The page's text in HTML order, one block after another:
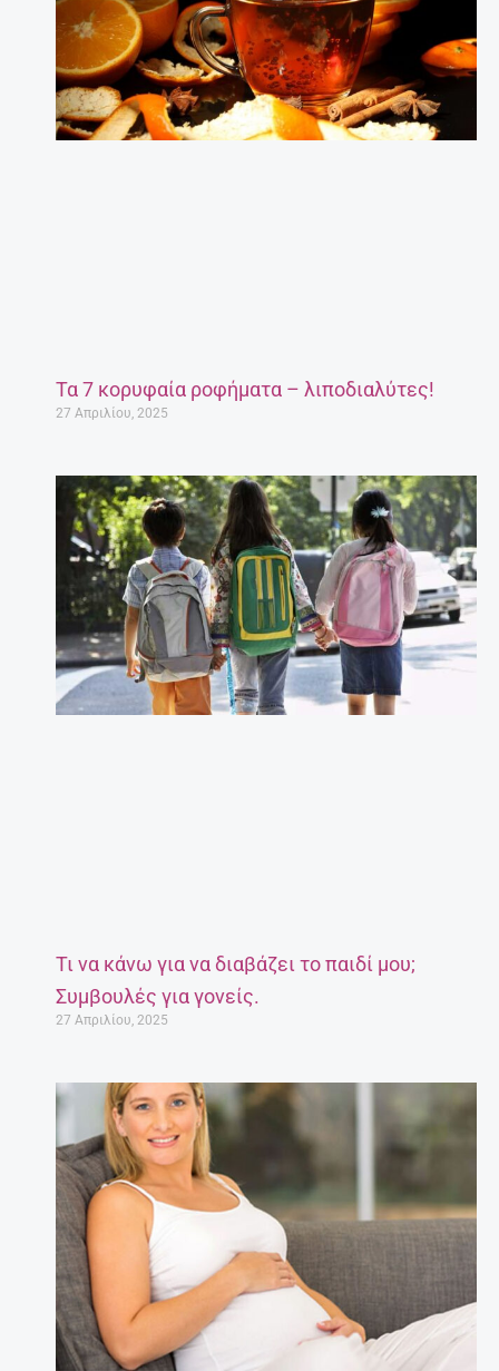
Τα 7 κορυφαία ροφήματα – λιποδιαλύτες!
27 Απριλίου, 2025
Τι να κάνω για να διαβάζει το παιδί μου;
Συμβουλές για γονείς.
27 Απριλίου, 2025